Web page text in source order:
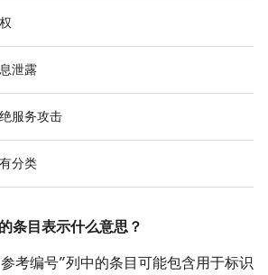
泄露
服务攻击
分类
条目表示什么意思？
考编号”列中的条目可能包含用于标识